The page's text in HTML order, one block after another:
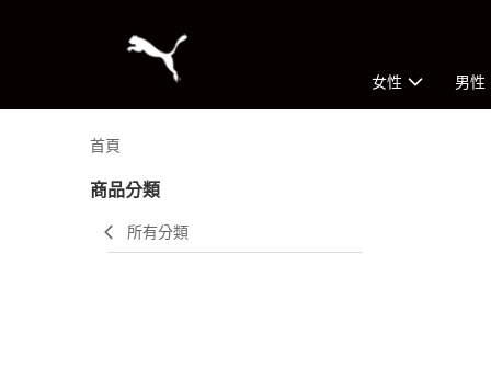
女性 男性
首頁
商品分類
所有分類